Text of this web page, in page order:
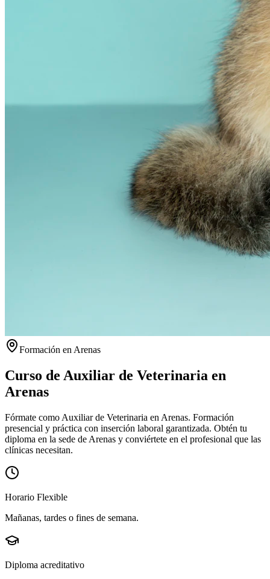
Formación en Arenas
Curso de Auxiliar de Veterinaria en
Arenas
Fórmate como Auxiliar de Veterinaria en Arenas. Formación
presencial y práctica con inserción laboral garantizada. Obtén tu
diploma en la sede de Arenas y conviértete en el profesional que las
clínicas necesitan.
Horario Flexible
Mañanas, tardes o fines de semana.
Diploma acreditativo